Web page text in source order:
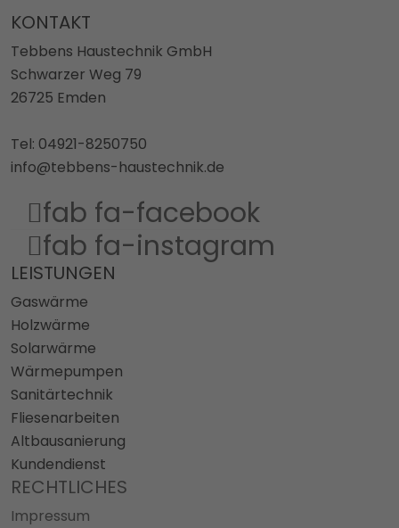
KONTAKT
Tebbens Haustechnik GmbH
Schwarzer Weg 79
26725 Emden
Tel: 04921-8250750
info@tebbens-haustechnik.de
fab fa-facebook
fab fa-instagram
LEISTUNGEN
Gaswärme
Holzwärme
Solarwärme
Wärmepumpen
Sanitärtechnik
Fliesenarbeiten
Altbausanierung
Kundendienst
RECHTLICHES
Impressum